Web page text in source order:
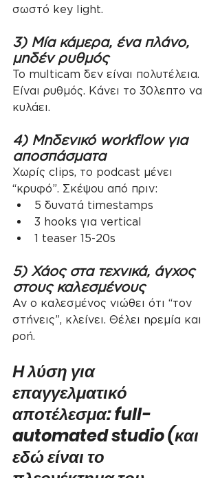
σωστό key light.
3) Μία κάμερα, ένα πλάνο,
μηδέν ρυθμός
Το multicam δεν είναι πολυτέλεια.
Είναι ρυθμός. Κάνει το 30λεπτο να
κυλάει.
4) Μηδενικό workflow για
αποσπάσματα
Χωρίς clips, το podcast μένει
“κρυφό”. Σκέψου από πριν:
5 δυνατά timestamps
3 hooks για vertical
1 teaser 15-20s
5) Χάος στα τεχνικά, άγχος
στους καλεσμένους
Αν ο καλεσμένος νιώθει ότι “τον
στήνεις”, κλείνει. Θέλει ηρεμία και
ροή.
Η λύση για
επαγγελματικό
αποτέλεσμα: full-
automated studio (και
εδώ είναι το